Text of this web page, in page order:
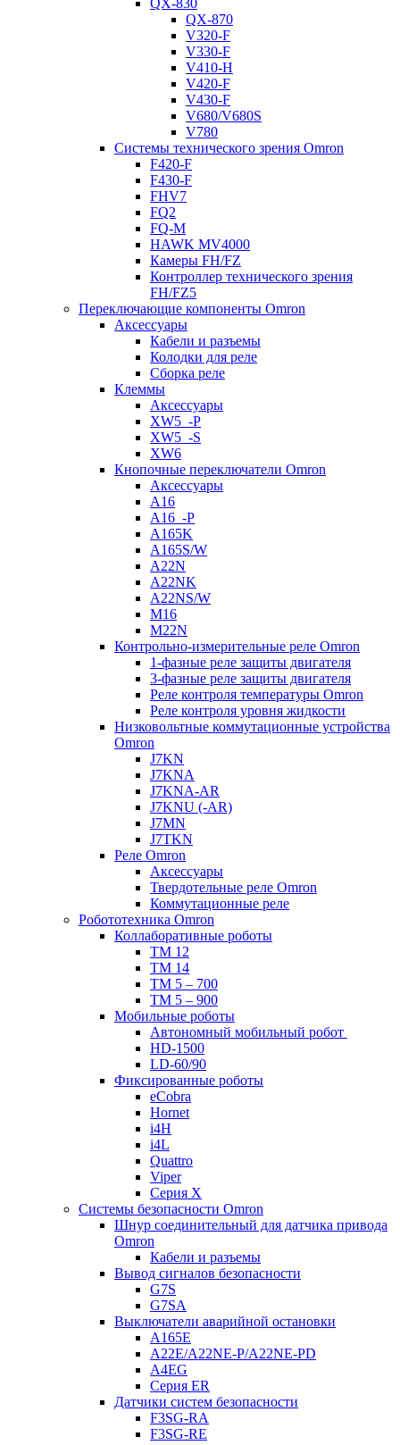
QX-830
QX-870
V320-F
V330-F
V410-H
V420-F
V430-F
V680/V680S
V780
Системы технического зрения Omron
F420-F
F430-F
FHV7
FQ2
FQ-M
HAWK MV4000
Камеры FH/FZ
Контроллер технического зрения
FH/FZ5
Переключающие компоненты Omron
Аксессуары
Кабели и разъемы
Колодки для реле
Сборка реле
Клеммы
Аксессуары
XW5_-P
XW5_-S
XW6
Кнопочные переключатели Omron
Аксессуары
A16
A16_-P
A165K
A165S/W
A22N
A22NK
A22NS/W
M16
M22N
Контрольно-измерительные реле Omron
1-фазные реле защиты двигателя
3-фазные реле защиты двигателя
Реле контроля температуры Omron
Реле контроля уровня жидкости
Низковольтные коммутационные устройства
Omron
J7KN
J7KNA
J7KNA-AR
J7KNU (-AR)
J7MN
J7TKN
Реле Omron
Аксессуары
Твердотельные реле Omron
Коммутационные реле
Робототехника Omron
Коллаборативные роботы
TM 12
TM 14
TM 5 – 700
TM 5 – 900
Мобильные роботы
Автономный мобильный робот
HD-1500
LD-60/90
Фиксированные роботы
eCobra
Hornet
i4H
i4L
Quattro
Viper
Серия X
Системы безопасности Omron
Шнур соединительный для датчика привода
Omron
Кабели и разъемы
Вывод сигналов безопасности
G7S
G7SA
Выключатели аварийной остановки
A165E
A22E/A22NE-P/A22NE-PD
A4EG
Серия ER
Датчики систем безопасности
F3SG-RA
F3SG-RE